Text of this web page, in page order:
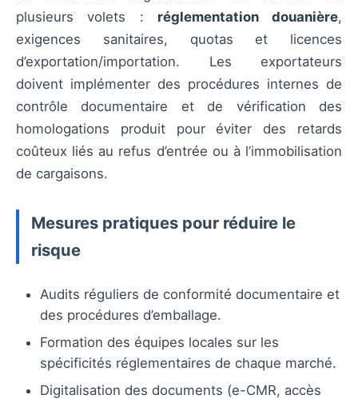
plusieurs volets : réglementation douanière,
exigences sanitaires, quotas et licences
d’exportation/importation. Les exportateurs
doivent implémenter des procédures internes de
contrôle documentaire et de vérification des
homologations produit pour éviter des retards
coûteux liés au refus d’entrée ou à l’immobilisation
de cargaisons.
Mesures pratiques pour réduire le
risque
Audits réguliers de conformité documentaire et
des procédures d’emballage.
Formation des équipes locales sur les
spécificités réglementaires de chaque marché.
Digitalisation des documents (e-CMR, accès